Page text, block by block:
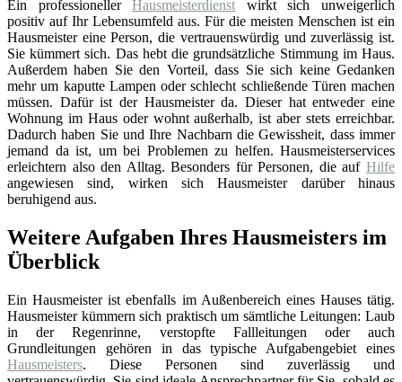
Ein professionellerHausmeisterdienst wirkt sich unweigerlich
positiv auf Ihr Lebensumfeld aus. Für die meisten Menschen ist ein
Hausmeister eine Person, die vertrauenswürdig und zuverlässig ist.
Sie kümmert sich. Das hebt die grundsätzliche Stimmung im Haus.
Außerdem haben Sie den Vorteil, dass Sie sich keine Gedanken
mehr um kaputte Lampen oder schlecht schließende Türen machen
müssen. Dafür ist der Hausmeister da. Dieser hat entweder eine
Wohnung im Haus oder wohnt außerhalb, ist aber stets erreichbar.
Dadurch haben Sie und Ihre Nachbarn die Gewissheit, dass immer
jemand da ist, um bei Problemen zu helfen. Hausmeisterservices
erleichtern also den Alltag. Besonders für Personen, die auf Hilfe
angewiesen sind, wirken sich Hausmeister darüber hinaus
beruhigend aus.
Weitere Aufgaben Ihres Hausmeisters im
Überblick
Ein Hausmeister ist ebenfalls im Außenbereich eines Hauses tätig.
Hausmeister kümmern sich praktisch um sämtliche Leitungen: Laub
in der Regenrinne, verstopfte Fallleitungen oder auch
Grundleitungen gehören in das typische Aufgabengebiet eines
Hausmeisters. Diese Personen sind zuverlässig und